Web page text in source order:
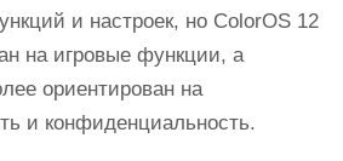
и настроек, но ColorOS 12
на игровые функции, а
ориентирован на
и конфиденциальность.